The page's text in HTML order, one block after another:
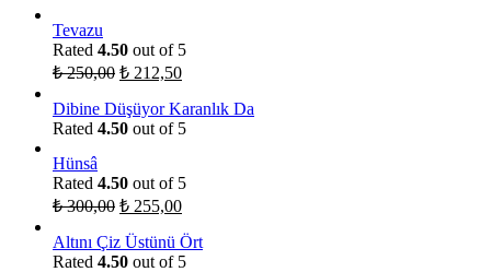
Tevazu
Rated 4.50 out of 5
₺250,00 ₺ 212,50
Dibine Düşüyor Karanlık Da
Rated 4.50 out of 5
Hünsâ
Rated 4.50 out of 5
₺300,00 ₺ 255,00
Altını Çiz Üstünü Ört
Rated 4.50 out of 5